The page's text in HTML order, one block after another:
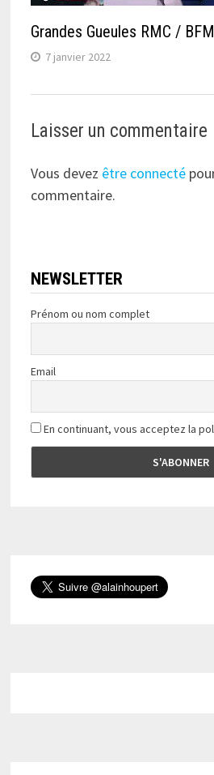
Grandes Gueules RMC /
7 janvier 2022
Laisser un commentaire
Vous devez être connecté
commentaire.
NEWSLETTER
Prénom ou nom complet
Email
En continuant, vous acceptez la